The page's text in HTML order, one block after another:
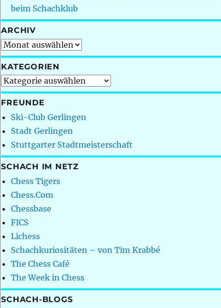
beim Schachklub
ARCHIV
Archiv
KATEGORIEN
Kategorien
FREUNDE
Ski-Club Gerlingen
Stadt Gerlingen
Stuttgarter Stadtmeisterschaft
SCHACH IM NETZ
Chess Tigers
Chess.Com
Chessbase
FICS
Lichess
Schachkuriositäten – von Tim Krabbé
The Chess Café
The Week in Chess
SCHACH-BLOGS